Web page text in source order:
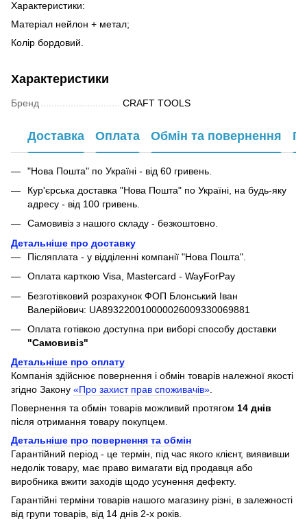
Характеристики:
Матеріал нейлон + метал;
Колір бордовий.
Характеристики
Бренд CRAFT TOOLS
Доставка Оплата Обмін та повернення
"Нова Пошта" по Україні - від 60 гривень.
Кур'єрська доставка "Нова Пошта" по Україні, на будь-яку
адресу - від 100 гривень.
Самовивіз з нашого складу - безкоштовно.
Детальніше про доставку
Післяплата - у відділенні компанії "Нова Пошта".
Оплата карткою Visa, Mastercard - WayForPay
Безготівковий розрахунок ФОП Блонський Іван
Валерійович: UA893220010000026009330069881
Оплата готівкою доступна при виборі способу доставки
"Самовивіз"
Детальніше про оплату
Компанія здійснює повернення і обмін товарів належної якості
згідно Закону «Про захист прав споживачів».
Повернення та обмін товарів можливий протягом 14 днів
після отримання товару покупцем.
Детальніше про повернення та обмін
Гарантійний період - це термін, під час якого клієнт, виявивши
недолік товару, має право вимагати від продавця або
виробника вжити заходів щодо усунення дефекту.
Гарантійні терміни товарів нашого магазину різні, в залежності
від групи товарів, від 14 днів 2-х років.